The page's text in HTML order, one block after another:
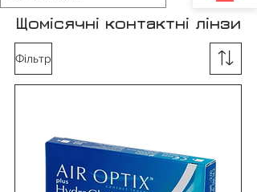
Щомісячні контактні лінзи
Фільтр